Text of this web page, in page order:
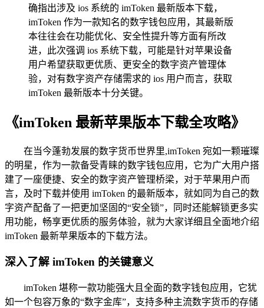
确指出涉及 ios 系统的 imToken 最新版本下载，
imToken 作为一款知名的数字钱包应用，其最新版
本往往会在功能优化、安全性提升等方面有所改
进，此次强调 ios 系统下载，可能是针对苹果设备
用户希望获取更优质、更安全的数字资产管理体
验，对有数字资产存储需求的 ios 用户而言，获取
imToken 最新版本十分关键。
《imToken 最新苹果版本下载全攻略》
在当今蓬勃发展的数字货币世界里,imToken 宛如一颗璀璨
的明星，作为一款备受青睐的数字钱包应用，它为广大用户搭
建了一座便捷、安全的数字资产管理桥梁，对于苹果用户而
言，及时下载并使用 imToken 的最新版本，就如同为自己的数
字资产配备了一把更加坚固的“安全锁”，同时还能解锁更多实
用功能，畅享更优质的服务体验，就为大家详细且全面地介绍
imToken 最新苹果版本的下载方法。
深入了解 imToken 的关键意义
imToken 堪称一款功能强大且全面的数字钱包应用，它犹
如一个包容万象的“数字金库”，支持多种主流数字货币的存储